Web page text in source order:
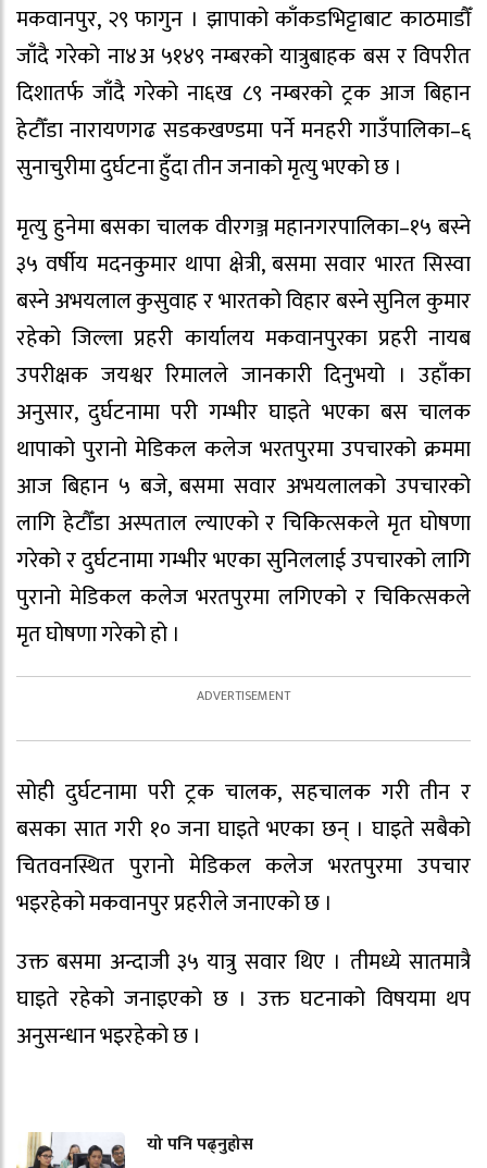
मकवानपुर, २९ फागुन । झापाको काँकडभिट्टाबाट काठमाडौँ
जाँदै गरेको ना४अ ५१४९ नम्बरको यात्रुबाहक बस र विपरीत
दिशातर्फ जाँदै गरेको ना६ख ८९ नम्बरको ट्रक आज बिहान
हेटौँडा नारायणगढ सडकखण्डमा पर्ने मनहरी गाउँपालिका–६
सुनाचुरीमा दुर्घटना हुँदा तीन जनाको मृत्यु भएको छ ।
मृत्यु हुनेमा बसका चालक वीरगञ्ज महानगरपालिका–१५ बस्ने
३५ वर्षीय मदनकुमार थापा क्षेत्री, बसमा सवार भारत सिस्वा
बस्ने अभयलाल कुसुवाह र भारतको विहार बस्ने सुनिल कुमार
रहेको जिल्ला प्रहरी कार्यालय मकवानपुरका प्रहरी नायब
उपरीक्षक जयश्वर रिमालले जानकारी दिनुभयो । उहाँका
अनुसार, दुर्घटनामा परी गम्भीर घाइते भएका बस चालक
थापाको पुरानो मेडिकल कलेज भरतपुरमा उपचारको क्रममा
आज बिहान ५ बजे, बसमा सवार अभयलालको उपचारको
लागि हेटौँडा अस्पताल ल्याएको र चिकित्सकले मृत घोषणा
गरेको र दुर्घटनामा गम्भीर भएका सुनिललाई उपचारको लागि
पुरानो मेडिकल कलेज भरतपुरमा लगिएको र चिकित्सकले
मृत घोषणा गरेको हो ।
सोही दुर्घटनामा परी ट्रक चालक, सहचालक गरी तीन र
बसका सात गरी १० जना घाइते भएका छन् । घाइते सबैको
चितवनस्थित पुरानो मेडिकल कलेज भरतपुरमा उपचार
भइरहेको मकवानपुर प्रहरीले जनाएको छ ।
उक्त बसमा अन्दाजी ३५ यात्रु सवार थिए । तीमध्ये सातमात्रै
घाइते रहेको जनाइएको छ । उक्त घटनाको विषयमा थप
अनुसन्धान भइरहेको छ ।
यो पनि पढ्नुहोस